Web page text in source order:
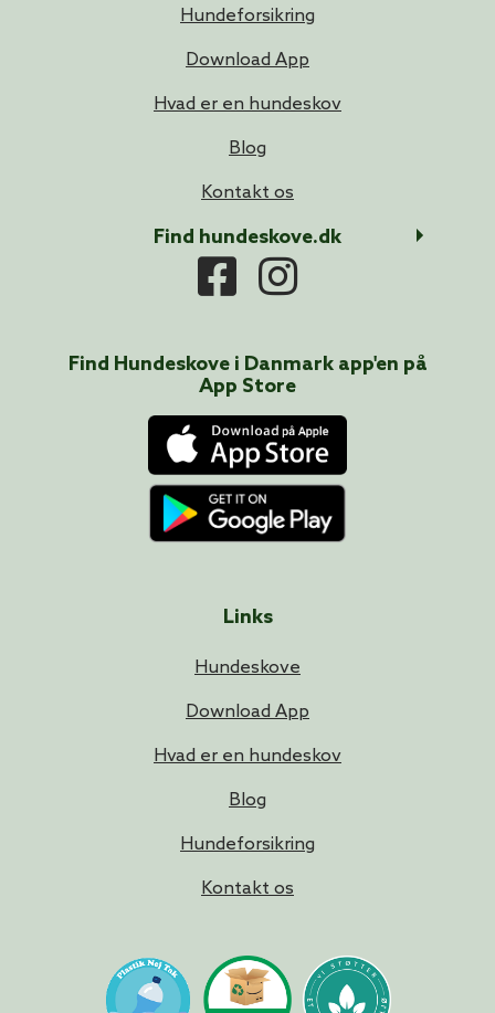
Links
Hundeskove
Download App
Hvad er en hundeskov
Blog
Hundeforsikring
Kontakt os
Hundeforsikring
Download App
Hvad er en hundeskov
Blog
Kontakt os
Find hundeskove.dk
Find Hundeskove i Danmark app'en på
App Store